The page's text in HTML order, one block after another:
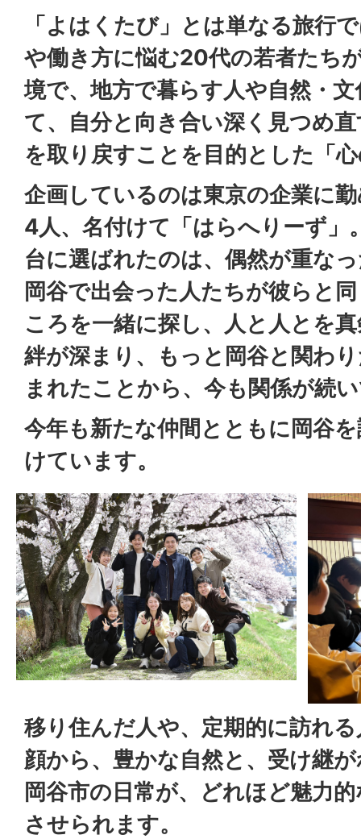
「よはくたび」とは単なる旅行
や働き方に悩む20代の若者たち
境で、地方で暮らす人や自然・
て、自分と向き合い深く見つめ
を取り戻すことを目的とした「
企画しているのは東京の企業に
4人、名付けて「はらへりーず」
台に選ばれたのは、偶然が重な
岡谷で出会った人たちが彼らと
ころを一緒に探し、人と人とを
絆が深まり、もっと岡谷と関わ
まれたことから、今も関係が続
今年も新たな仲間とともに岡谷
けています。
移り住んだ人や、定期的に訪れ
顔から、豊かな自然と、受け継
岡谷市の日常が、どれほど魅力
させられます。